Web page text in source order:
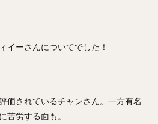
イーさんについてでした！
価されているチャンさん。一方有名
苦労する面も。